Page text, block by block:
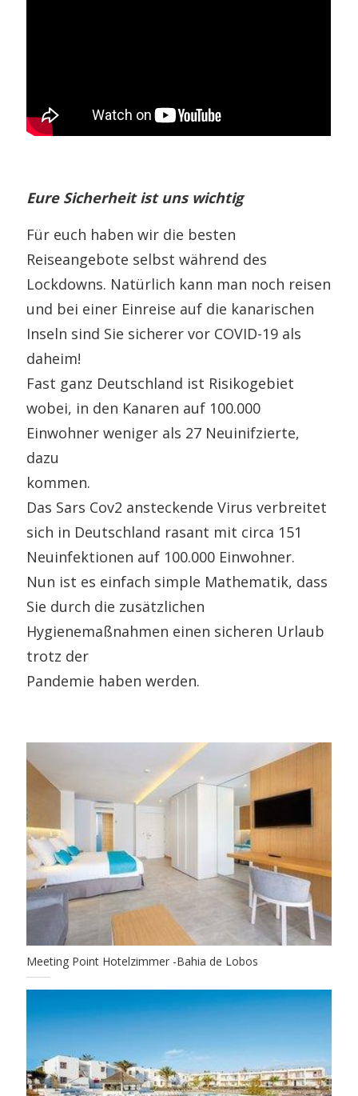
Eure Sicherheit ist uns wichtig
Für euch haben wir die besten
Reiseangebote selbst während des
Lockdowns. Natürlich kann man noch reisen
und bei einer Einreise auf die kanarischen
Inseln sind Sie sicherer vor COVID-19 als
daheim!
Fast ganz Deutschland ist Risikogebiet
wobei, in den Kanaren auf 100.000
Einwohner weniger als 27 Neuinifzierte,
dazu
kommen.
Das Sars Cov2 ansteckende Virus verbreitet
sich in Deutschland rasant mit circa 151
Neuinfektionen auf 100.000 Einwohner.
Nun ist es einfach simple Mathematik, dass
Sie durch die zusätzlichen
Hygienemaßnahmen einen sicheren Urlaub
trotz der
Pandemie haben werden.
Meeting Point Hotelzimmer -Bahia de Lobos